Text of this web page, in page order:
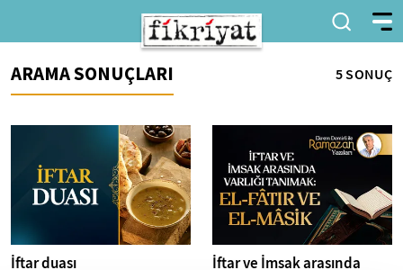
ARAMA SONUÇLARI 5 SONUÇ
İftar duası
İftar ve İmsak arasında